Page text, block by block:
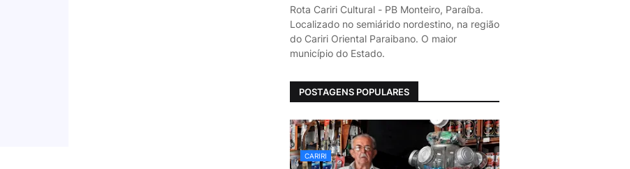
Rota Cariri Cultural - PB Monteiro, Paraíba.
Localizado no semiárido nordestino, na região
do Cariri Oriental Paraibano. O maior
município do Estado.
POSTAGENS POPULARES
CARIRI